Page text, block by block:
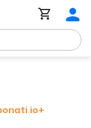
io+